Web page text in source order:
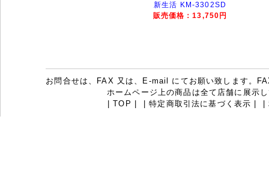
新生活 KM-3302SD
販売価格：13,750円
お問合せは、FAX 又は、E-mail にてお願い致します。
ホームページ上の商品は全て店舗に展示
|TOP |特定商取引法に基づく表示 |